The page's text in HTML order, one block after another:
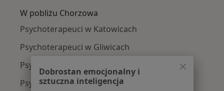
W pobliżu Chorzowa
Psychoterapeuci w Katowicach
Psychoterapeuci w Gliwicach
Psychoterapeuci w Tychach
Psychoterapeuci w Bytomiu
Dobrostan emocjonalny i
sztuczna inteligencja